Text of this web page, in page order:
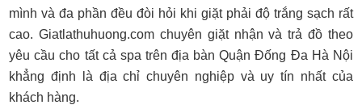
mình và đa phần đều đòi hỏi khi giặt phải độ trắng sạch rất
cao. Giatlathuhuong.com chuyên giặt nhận và trả đồ theo
yêu cầu cho tất cả spa trên địa bàn Quận Đống Đa Hà Nội
khẳng định là địa chỉ chuyên nghiệp và uy tín nhất của
khách hàng.